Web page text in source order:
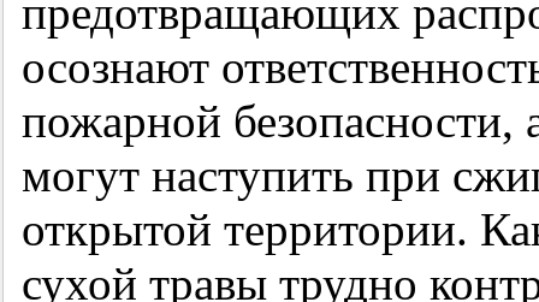
предотвращающих
осознают
пожарной безопасности,
могут наступить при
открытой территории.
сухой травы трудно